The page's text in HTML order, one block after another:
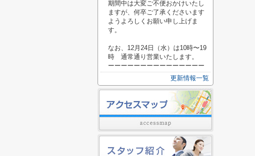
期間中は大変ご不便おかけいたし
ますが、何卒ご了承くださいます
ようよろしくお願い申し上げま
す。
なお、12月24日（水）は10時〜19
時 通常通り営業いたします。
ーーーーーーーーーーーーーーー
更新情報一覧